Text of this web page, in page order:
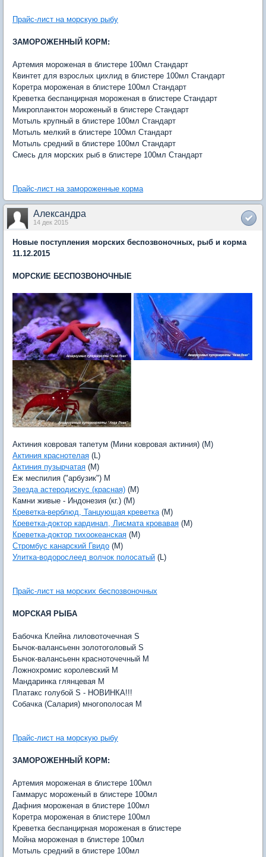
Прайс-лист на морскую рыбу
ЗАМОРОЖЕННЫЙ КОРМ:
Артемия мороженая в блистере 100мл Стандарт
Квинтет для взрослых цихлид в блистере 100мл Стандарт
Коретра мороженая в блистере 100мл Стандарт
Креветка беспанцирная мороженая в блистере Стандарт
Микропланктон мороженый в блистере Стандарт
Мотыль крупный в блистере 100мл Стандарт
Мотыль мелкий в блистере 100мл Стандарт
Мотыль средний в блистере 100мл Стандарт
Смесь для морских рыб в блистере 100мл Стандарт
Прайс-лист на замороженные корма
Александра
14 дек 2015
Новые поступления морских беспозвоночных, рыб и корма
11.12.2015
МОРСКИЕ БЕСПОЗВОНОЧНЫЕ
Актиния ковровая тапетум (Мини ковровая актиния) (M)
Актиния краснотелая (L)
Актиния пузырчатая (M)
Еж меспилия ("арбузик") M
Звезда астеродискус (красная) (M)
Камни живые - Индонезия (кг.) (M)
Креветка-верблюд, Танцующая креветка(M)
Креветка-доктор кардинал, Лисмата кровавая (M)
Креветка-доктор тихоокеанская (M)
Стромбус канарский Гвидо (M)
Улитка-водорослеед волчок полосатый (L)
Прайс-лист на морских беспозвоночных
МОРСКАЯ РЫБА
Бабочка Клейна лиловоточечная S
Бычок-валансьенн золотоголовый S
Бычок-валансьенн красноточечный M
Ложнохромис королевский M
Мандаринка глянцевая M
Платакс голубой S - НОВИНКА!!!
Собачка (Салария) многополосая M
Прайс-лист на морскую рыбу
ЗАМОРОЖЕННЫЙ КОРМ:
Артемия мороженая в блистере 100мл
Гаммарус мороженый в блистере 100мл
Дафния мороженая в блистере 100мл
Коретра мороженая в блистере 100мл
Креветка беспанцирная мороженая в блистере
Мойна мороженая в блистере 100мл
Мотыль средний в блистере 100мл